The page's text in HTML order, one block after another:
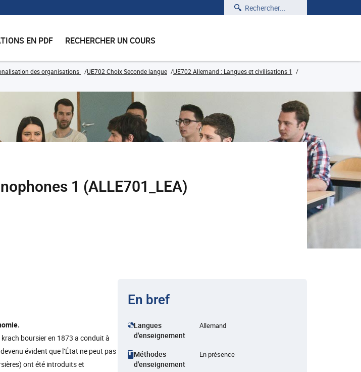
Rechercher
EN PDF RECHERCHER UN COURS
des organisations UE702 Choix Seconde langue
UE702 Allemand : Langues et civilisations 1
1 (ALLE701_LEA)
krach boursier en 1873 a conduit à
évident que l’État ne peut pas
ont été introduits et
En bref
Langues
d'enseignement
Allemand
Méthodes
d'enseignement
En présence